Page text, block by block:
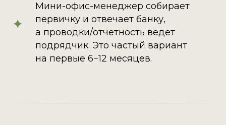
Мини-офис-менеджер собирает
первичку и отвечает банку,
а проводки/отчётность ведёт
подрядчик. Это частый вариант
на первые 6−12 месяцев.